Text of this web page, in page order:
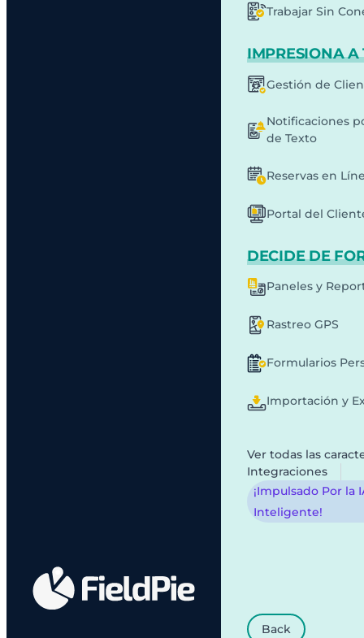
Trabajar Sin
IMPRESIONA A
Gestión de
Notificaciones
de Texto
Reservas en
Portal del
DECIDE DE
Paneles y
Rastreo GPS
Formularios
Importación y
Ver todas las
Integraciones
¡Impulsado Por la
Inteligente!
Back